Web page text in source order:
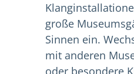
große
Sinnen ein.
mit anderen